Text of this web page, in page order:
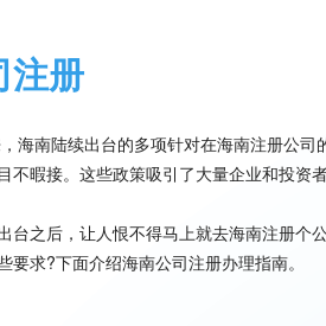
注册
海南陆续出台的多项针对在海南注册公司
暇接。这些政策吸引了大量企业和投资者
之后，让人恨不得马上就去海南注册个
求?下面介绍海南公司注册办理指南。